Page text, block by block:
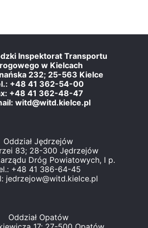
Inspektorat Transportu
w Kielcach
232; 25-563 Kielce
+48 41 362-54-00
+48 41 362-48-47
witd@witd.kielce.pl
Oddział Jędrzejów
83; 28-300 Jędrzejów
Dróg Powiatowych, I p.
+48 41 386-64-45
jedrzejow@witd.kielce.pl
Oddział Opatów